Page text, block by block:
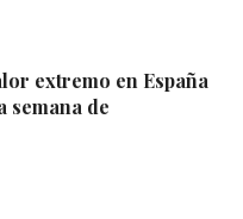
extremo en España
semana de